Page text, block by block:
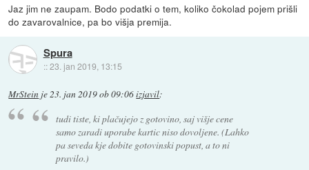
Jaz jim ne zaupam. Bodo podatki o tem, koliko čokolad pojem prišli
do zavarovalnice, pa bo višja premija.
Spura
::23. jan 2019, 13:15
MrStein je23. jan 2019 ob 09:06izjavil:
tudi tiste, ki plačujejo z gotovino, saj višje cene
samo zaradi uporabe kartic niso dovoljene. (Lahko
pa seveda kje dobite gotovinski popust, a to ni
pravilo.)